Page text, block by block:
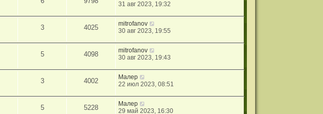
31 авг 2023, 19:32
3 4025
mitrofanov
30 авг 2023, 19:55
5 4098
mitrofanov
30 авг 2023, 19:43
3 4002
Малер
22 июл 2023, 08:51
5 5228
Малер
29 май 2023, 16:30